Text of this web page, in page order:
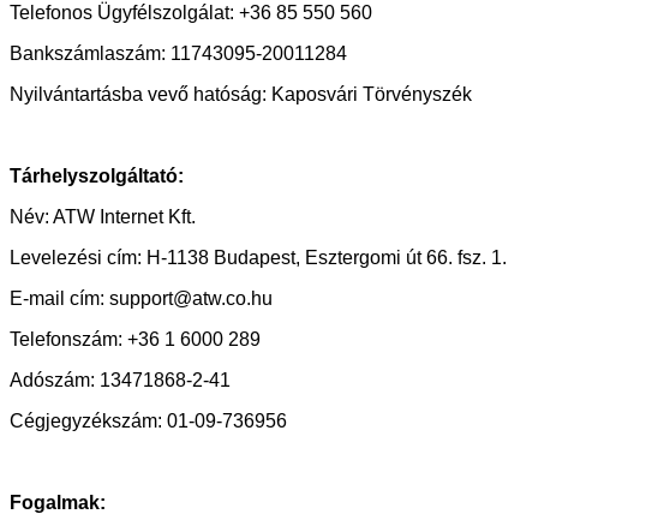
Telefonos Ügyfélszolgálat: +36 85 550 560
Bankszámlaszám: 11743095-20011284
Nyilvántartásba vevő hatóság: Kaposvári Törvényszék
Tárhelyszolgáltató:
Név: ATW Internet Kft.
Levelezési cím: H-1138 Budapest, Esztergomi út 66. fsz. 1.
E-mail cím: support@atw.co.hu
Telefonszám: +36 1 6000 289
Adószám: 13471868-2-41
Cégjegyzékszám: 01-09-736956
Fogalmak: